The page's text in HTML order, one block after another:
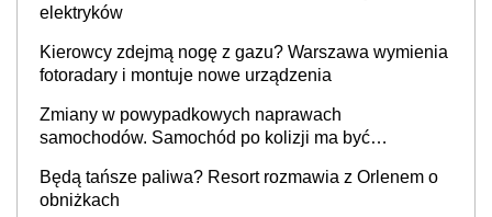
elektryków
Kierowcy zdejmą nogę z gazu? Warszawa wymienia
fotoradary i montuje nowe urządzenia
Zmiany w powypadkowych naprawach
samochodów. Samochód po kolizji ma być
producenta
Będą tańsze paliwa? Resort rozmawia z Orlenem o
obniżkach